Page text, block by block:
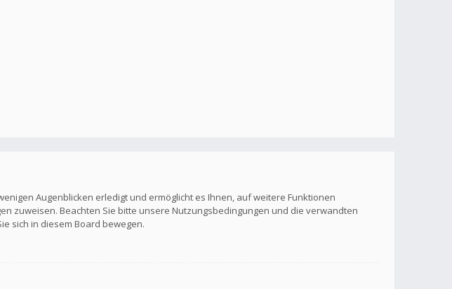
Augenblicken erledigt und ermöglicht es Ihnen, auf weitere Funktionen
zuweisen. Beachten Sie bitte unsere Nutzungsbedingungen und die verwandten
sich in diesem Board bewegen.